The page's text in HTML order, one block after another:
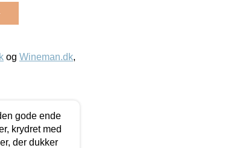
og Wineman.dk,
gode ende
krydret med
der dukker